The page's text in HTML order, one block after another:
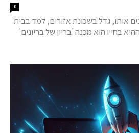
0
אותו, גדל בשכונת אזורים, למד בבית
בחייו הוא מכנה 'בריון של בריונים'